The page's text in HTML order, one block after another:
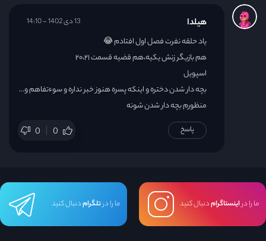
هیلدا
یاد حلقه نفرت فصل اول افتادم 😂
هم بازیگر زنش یکیه،هم قضیه قسمت ۲۰،۲۱
اسپویل
بچه دار شدن دختره و اینکه پسره هنوز خبر نداره و سوءتفاهم و…
منظورم بچه دار شدن شونه
0 0
13 دی 1402 - 14:10
پاسخ
ما را دراینستاگرامدنبال کنید ما را درتلگرامدنبال کنید